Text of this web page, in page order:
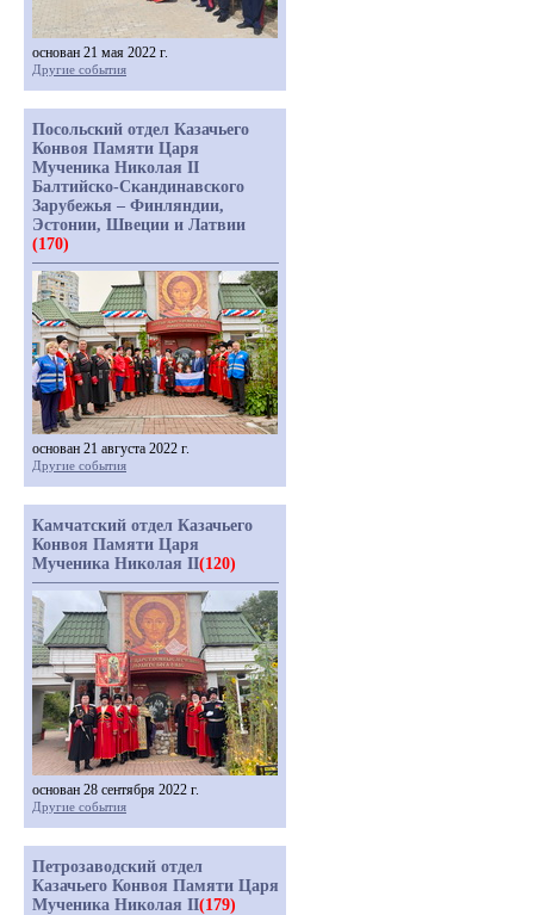
основан 21 мая 2022 г.
Другие события
Посольский отдел Казачьего
Конвоя Памяти Царя
Мученика Николая II
Балтийско-Скандинавского
Зарубежья – Финляндии,
Эстонии, Швеции и Латвии
(170)
основан 21 августа 2022 г.
Другие события
Камчатский отдел Казачьего
Конвоя Памяти Царя
Мученика Николая II(120)
основан 28 сентября 2022 г.
Другие события
Петрозаводский отдел
Казачьего Конвоя Памяти Царя
Мученика Николая II(179)